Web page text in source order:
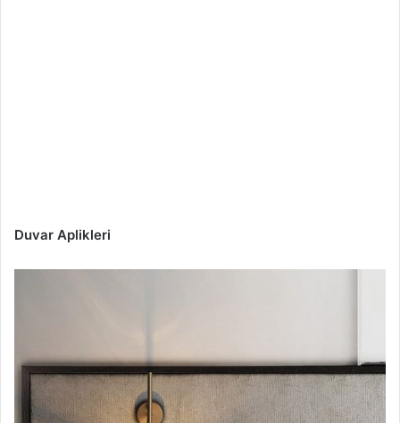
Duvar Aplikleri